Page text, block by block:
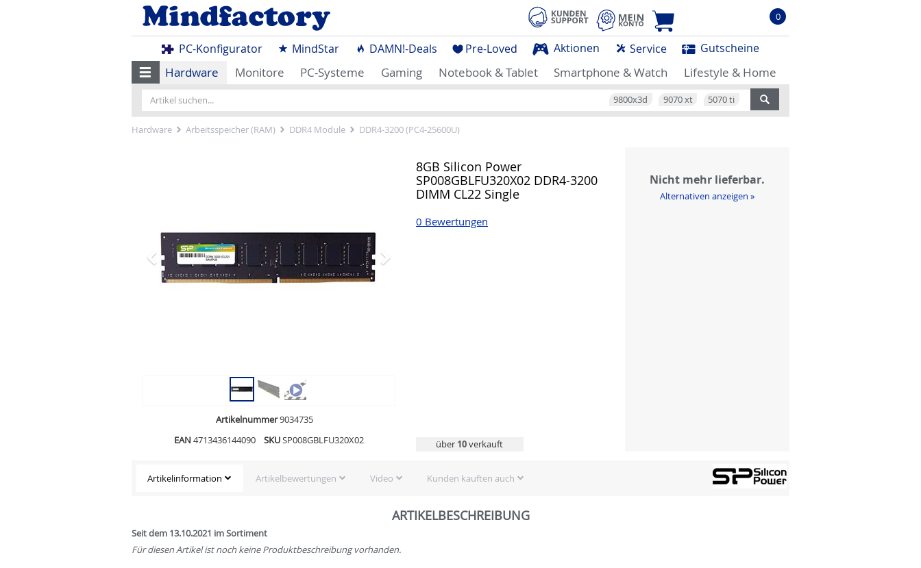
0
PC-Konfigurator MindStar DAMN!-Deals Pre-Loved Aktionen Service Gutscheine
Hardware Monitore PC-Systeme Gaming Notebook & Tablet Smartphone & Watch Lifestyle & Home
9800x3d 9070 xt 5070 ti
Hardware Arbeitsspeicher (RAM) DDR4 Module DDR4-3200 (PC4-25600U)
Artikelnummer9034735
EAN 4713436144090 SKUSP008GBLFU320X02
8GB Silicon Power
SP008GBLFU320X02 DDR4-3200
DIMM CL22 Single
0 Bewertungen
über 10verkauft
Nicht mehr lieferbar.
Alternativen anzeigen »
Artikelinformation Artikelbewertungen Video Kunden kauften auch
ARTIKELBESCHREIBUNG
Seit dem 13.10.2021 im Sortiment
Für diesen Artikel ist noch keine Produktbeschreibung vorhanden.